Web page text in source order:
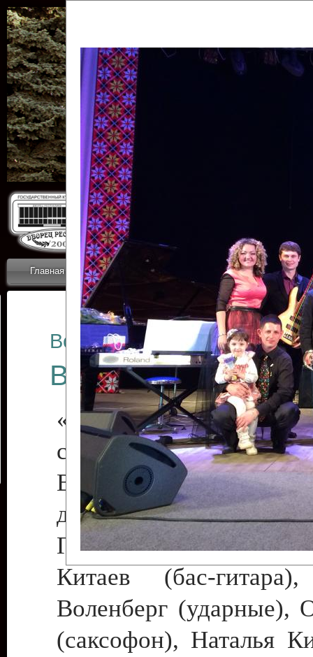
Главная Приветствие Новости
ОТЧЕТЫ ГКЦ
Все отчеты
Весенние россыпи
«С джазом по
сердце!»
В программе
джазовые музыканты
Галина Деде
Китаев (бас-
Воленберг (ударные),
(саксофон), Наталья